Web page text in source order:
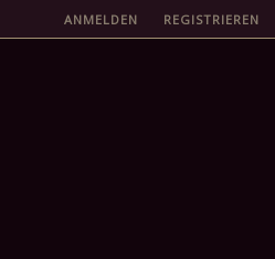
ANMELDEN REGISTRIEREN